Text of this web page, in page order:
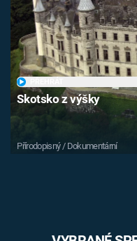
Skotsko z výšky
Přírodopisný / Dokumentární